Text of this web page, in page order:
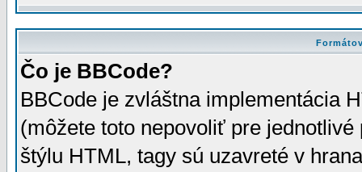
Čo je BBCode?
BBCode je zvláštna implementácia
(môžete toto nepovoliť pre
štýlu HTML, tagy sú uzavreté v